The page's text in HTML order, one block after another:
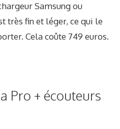
Samsung ou
très fin et léger, ce qui le
Cela coûte 749 euros.
Pro + écouteurs